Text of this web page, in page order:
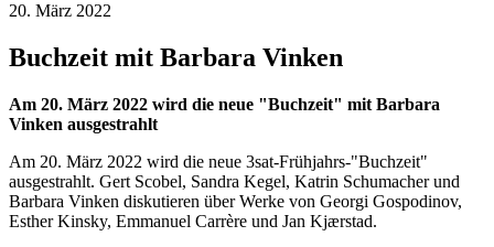
20. März 2022
Buchzeit mit Barbara Vinken
Am 20. März 2022 wird die neue "Buchzeit" mit Barbara
Vinken ausgestrahlt
Am 20. März 2022 wird die neue 3sat-Frühjahrs-"Buchzeit"
ausgestrahlt. Gert Scobel, Sandra Kegel, Katrin Schumacher und
Barbara Vinken diskutieren über Werke von Georgi Gospodinov,
Esther Kinsky, Emmanuel Carrère und Jan Kjærstad.